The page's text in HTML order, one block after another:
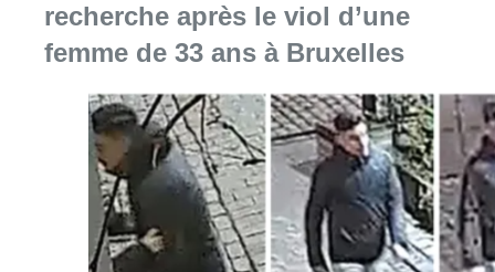
recherche après le viol d’une
femme de 33 ans à Bruxelles